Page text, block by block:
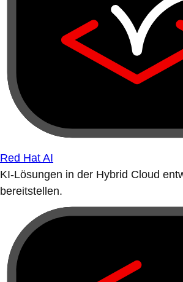
Red Hat AI
KI-Lösungen in der Hybrid Cloud
bereitstellen.